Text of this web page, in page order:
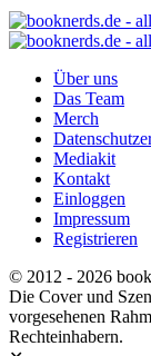
Über uns
Das Team
Merch
Mediakit
Kontakt
Einloggen
Impressum
Registrieren
© 2012 - 2026
Die Cover und
vorgesehenen
Rechteinhabern.